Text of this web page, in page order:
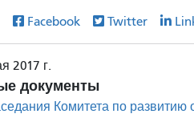
Facebook Twitter
2017 г.
документы
Комитета по развитию